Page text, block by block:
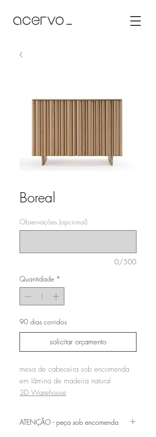
Boreal
Observações (opcional)
0/500
Quantidade *
90 dias corridos
solicitar orçamento
mesa de cabeceira sob encomenda
em lâmina de madeira natural
3D Warehouse
ATENÇÃO - peça sob encomenda